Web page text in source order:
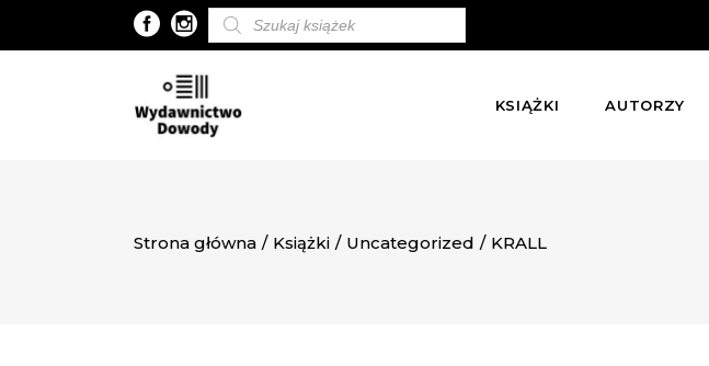
Wyszukiwarka
produktów
KSIĄŻKI AUTORZY
Strona główna / Książki / Uncategorized / KRALL